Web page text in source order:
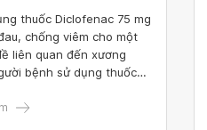
thuốc Diclofenac 75 mg
chống viêm cho một
liên quan đến xương
bệnh sử dụng thuốc
mỏi, suy giảm sức